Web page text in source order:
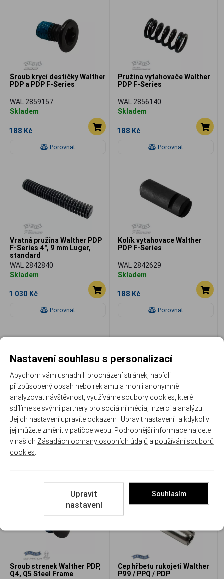
Porovnat
Šroub krycí destičky Walther
PDP a PDP F-Series
WAL 2859157
Skladem
188 Kč
Porovnat
Pružina vytahovače Walther
PDP F-Series
WAL 2856140
Skladem
188 Kč
Porovnat
Vratná pružina Walther PDP
F-Series 4", 9 mm Luger,
standard
WAL 2842840
Skladem
1 030 Kč
Porovnat
Kolík vytahovace Walther
PDP F-Series
WAL 2842629
Skladem
188 Kč
Vytahovač Walther PDP F-
Series
WAL 2841851
Skladem
523 Kč
Vzpruha kolíku vytahovače
Walther PDP F-Series
WAL 2842637
Skladem
Šroub strenek Walther PDP,
Q4, Q5 Steel Frame
Čep hřbetu rukojeti Walther
P99 / PPQ / PDP
Nastavení souhlasu s personalizací
Abychom vám usnadnili procházení stránek, nabídli
přizpůsobený obsah nebo reklamu a mohli anonymně
analyzovat návštěvnost, využíváme soubory cookies, které
sdílíme se svými partnery pro sociální média, inzerci a analýzu.
Jejich nastavení upravíte odkazem "Upravit nastavení" a kdykoliv
jej můžete změnit v patičce webu. Podrobnější informace najdete
v našich Zásadách ochrany osobních údajů a používání souborů
cookies
Upravit
nastavení
Souhlasím